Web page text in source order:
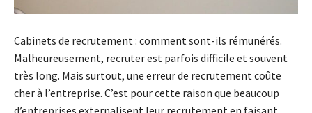
Cabinets de recrutement : comment sont-ils rémunérés.
Malheureusement, recruter est parfois difficile et souvent
très long. Mais surtout, une erreur de recrutement coûte
cher à l’entreprise. C’est pour cette raison que beaucoup
d’entreprises externalisent leur recrutement en faisant